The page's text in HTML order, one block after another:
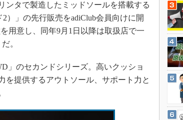
AUTOMOTIVE WORLD
産業オープンネット展
無償設計ツール
3Dプリンタ
デジタルツインとCAE
インダストリー4.0
イノベーション
ンタで製造したミッドソールを搭載する
2）」の先行販売をadiClub会員向けに開
用意し、同年9月1日以降は取扱店で一
。
」のセカンドシリーズ。高いクッショ
を提供するアウトソール、サポート力と